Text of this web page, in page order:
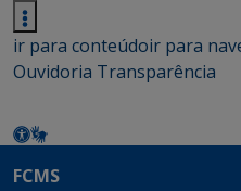
ir para conteúdoir para
Ouvidoria Transparência
FCMS